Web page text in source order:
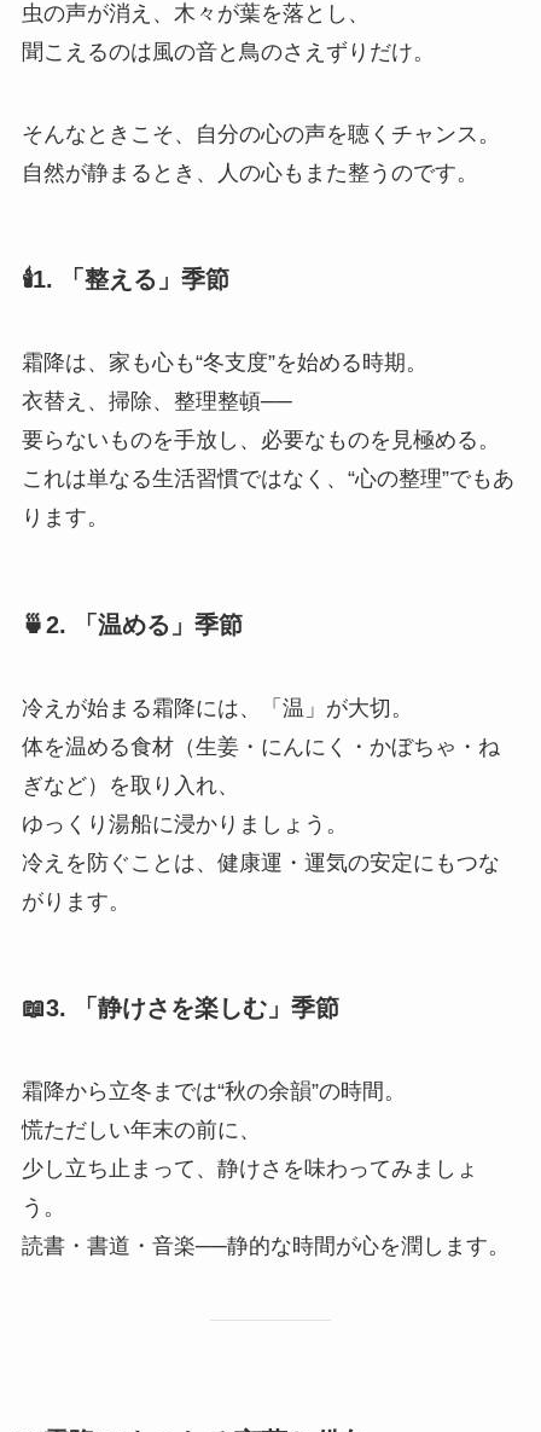
虫の声が消え、木々が葉を落とし、
聞こえるのは風の音と鳥のさえずりだけ。
そんなときこそ、自分の心の声を聴くチャンス。
自然が静まるとき、人の心もまた整うのです。
🕯1. 「整える」季節
霜降は、家も心も“冬支度”を始める時期。
衣替え、掃除、整理整頓──
要らないものを手放し、必要なものを見極める。
これは単なる生活習慣ではなく、“心の整理”でもあ
ります。
🍵2. 「温める」季節
冷えが始まる霜降には、「温」が大切。
体を温める食材（生姜・にんにく・かぼちゃ・ね
ぎなど）を取り入れ、
ゆっくり湯船に浸かりましょう。
冷えを防ぐことは、健康運・運気の安定にもつな
がります。
📖3. 「静けさを楽しむ」季節
霜降から立冬までは“秋の余韻”の時間。
慌ただしい年末の前に、
少し立ち止まって、静けさを味わってみましょ
う。
読書・書道・音楽──静的な時間が心を潤します。